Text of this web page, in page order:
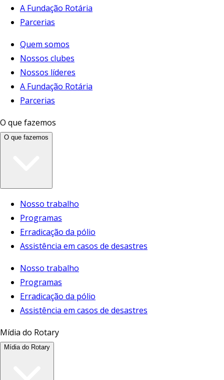
A Fundação Rotária
Parcerias
Quem somos
Nossos clubes
Nossos líderes
A Fundação Rotária
Parcerias
O que fazemos
O que fazemos
Nosso trabalho
Programas
Erradicação da pólio
Assistência em casos de desastres
Nosso trabalho
Programas
Erradicação da pólio
Assistência em casos de desastres
Mídia do Rotary
Mídia do Rotary